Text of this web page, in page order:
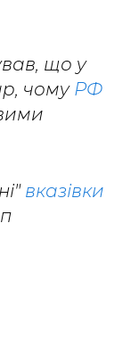
що у
чомуРФ
вказівки